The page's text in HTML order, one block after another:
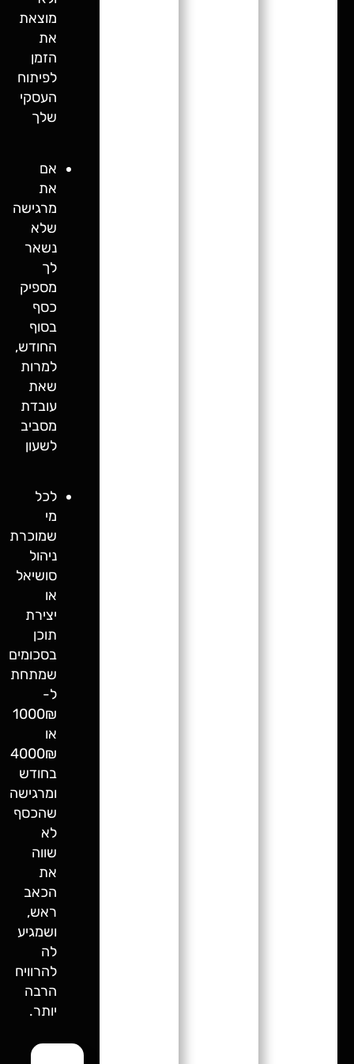
מוצאת
את
הזמן
לפיתוח
העסקי
שלך
אם
את
מרגישה
שלא
נשאר
לך
מספיק
כסף
בסוף
החודש,
למרות
שאת
עובדת
מסביב
לשעון
לכל
מי
שמוכרת
ניהול
סושיאל
או
יצירת
תוכן
בסכומים
שמתחת
ל-
1000₪
או
4000₪
בחודש
ומרגישה
שהכסף
לא
שווה
את
הכאב
ראש,
ושמגיע
לה
להרוויח
הרבה
יותר.